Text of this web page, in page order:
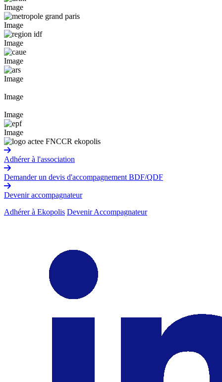
Image
Image
Image
Image
Image
Image
Image
Image
Adhérer à l'association
Demander un devis d'accompagnement BDF/QDF
Devenir accompagnateur
Adhérer à Ekopolis Devenir Accompagnateur